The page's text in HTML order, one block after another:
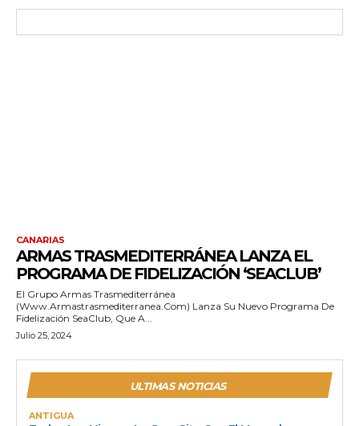
CANARIAS
ARMAS TRASMEDITERRÁNEA LANZA EL
PROGRAMA DE FIDELIZACIÓN ‘SEACLUB’
El Grupo Armas Trasmediterránea
(www.armastrasmediterranea.com) Lanza Su Nuevo Programa De
Fidelización SeaClub, Que A...
Julio 25, 2024
ULTIMAS NOTICIAS
ANTIGUA